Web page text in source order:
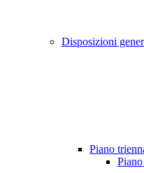
Disposizioni
Piano